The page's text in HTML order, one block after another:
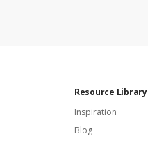
Resource Library
Inspiration
Blog